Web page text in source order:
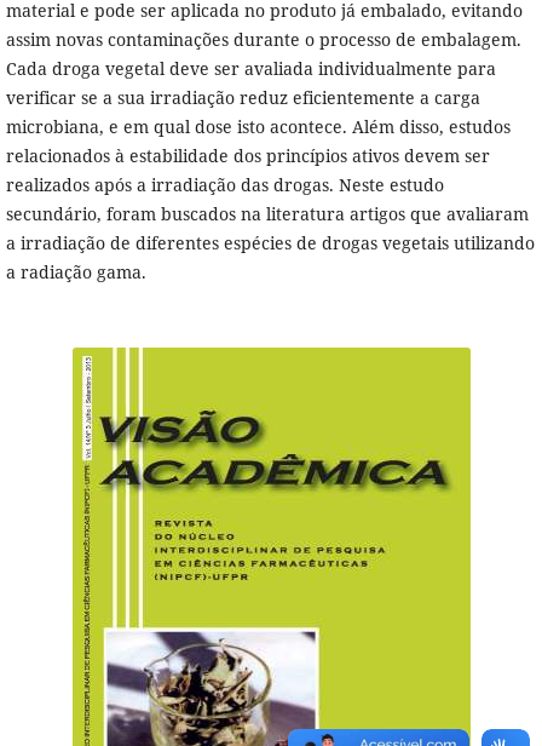
material e pode ser aplicada no produto já embalado, evitando
assim novas contaminações durante o processo de embalagem.
Cada droga vegetal deve ser avaliada individualmente para
verificar se a sua irradiação reduz eficientemente a carga
microbiana, e em qual dose isto acontece. Além disso, estudos
relacionados à estabilidade dos princípios ativos devem ser
realizados após a irradiação das drogas. Neste estudo
secundário, foram buscados na literatura artigos que avaliaram
a irradiação de diferentes espécies de drogas vegetais utilizando
a radiação gama.